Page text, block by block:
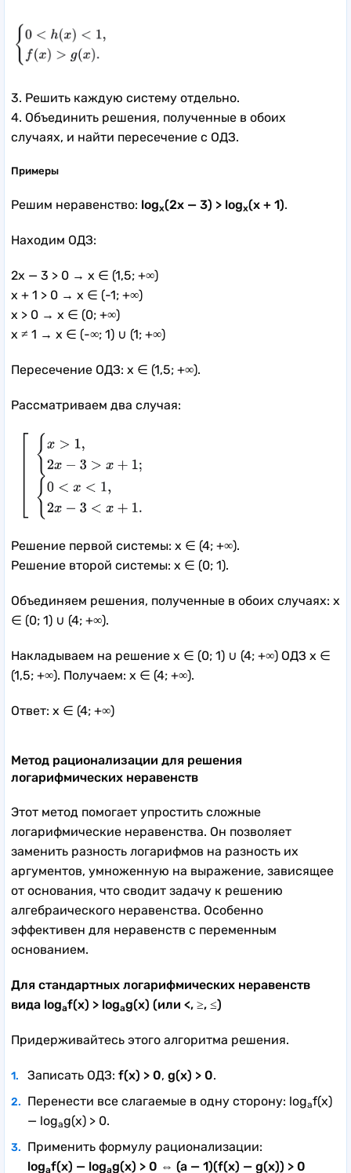
3. Решить каждую систему отдельно.
4. Объединить решения, полученные в обоих
случаях, и найти пересечение с ОДЗ.
Примеры
Решим неравенство: logx(2x — 3) > logx(x + 1).
Находим ОДЗ:
2x — 3 > 0 → x ∈ (1,5; +∞)
x + 1 > 0 → x ∈ (-1; +∞)
x > 0 → x ∈ (0; +∞)
x ≠ 1 → x ∈ (-∞; 1) ∪ (1; +∞)
Пересечение ОДЗ: x ∈ (1,5; +∞).
Рассматриваем два случая:
Решение первой системы: x ∈ (4; +∞).
Решение второй системы: x ∈ (0; 1).
Объединяем решения, полученные в обоих случаях: x
∈ (0; 1) ∪ (4; +∞).
Накладываем на решение x ∈ (0; 1) ∪ (4; +∞) ОДЗ x ∈
(1,5; +∞). Получаем: x ∈ (4; +∞).
Ответ: x ∈ (4; +∞)
Метод рационализации для решения
логарифмических неравенств
Этот метод помогает упростить сложные
логарифмические неравенства. Он позволяет
заменить разность логарифмов на разность их
аргументов, умноженную на выражение, зависящее
от основания, что сводит задачу к решению
алгебраического неравенства. Особенно
эффективен для неравенств с переменным
основанием.
Для стандартных логарифмических неравенств
вида logaf(x) > logag(x) (или <, ≥, ≤)
Придерживайтесь этого алгоритма решения.
Записать ОДЗ: f(x) > 0, g(x) > 0.
Перенести все слагаемые в одну сторону: logaf(x)
— logag(x) > 0.
Применить формулу рационализации:
logaf(x) — logag(x) > 0 ⇔ (a — 1)(f(x) — g(x)) > 0